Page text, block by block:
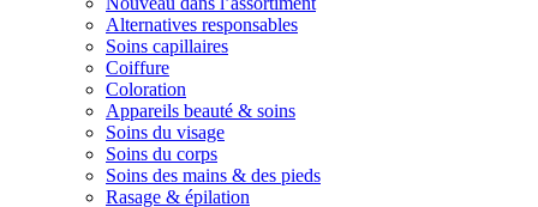
Alternatives responsables
Soins capillaires
Coiffure
Coloration
Appareils beauté & soins
Soins du visage
Soins du corps
Soins des mains & des pieds
Rasage & épilation